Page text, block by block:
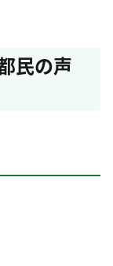
民の声